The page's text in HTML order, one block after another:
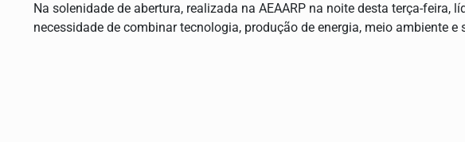
Na solenidade de abertura, realizada na AEAARP na noite desta terça-feira,
necessidade de combinar tecnologia, produção de energia, meio ambiente e